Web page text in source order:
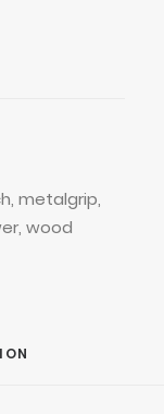
, metalgrip,
, wood